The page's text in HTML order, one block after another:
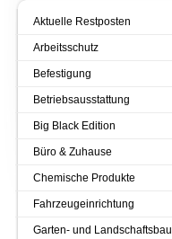
Aktuelle Restposten
Arbeitsschutz
Befestigung
Betriebsausstattung
Big Black Edition
Büro & Zuhause
Chemische Produkte
Fahrzeugeinrichtung
Garten- und Landschaftsbau